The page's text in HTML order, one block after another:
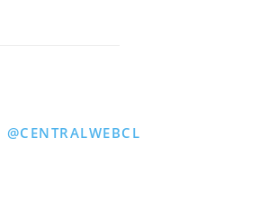
@CENTRALWEBCL